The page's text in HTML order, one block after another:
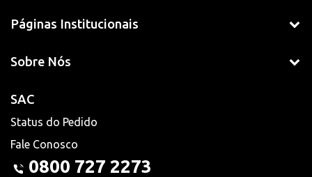
Páginas Institucionais
Sobre Nós
SAC
Status do Pedido
Fale Conosco
0800 727 2273